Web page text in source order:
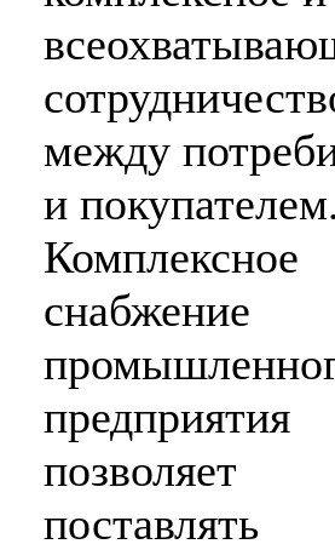
между
и покупателем.
Комплексное
снабжение
предприятия
позволяет
поставлять